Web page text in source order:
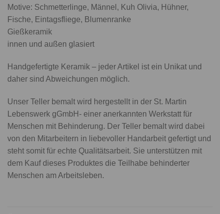
Motive: Schmetterlinge, Männel, Kuh Olivia, Hühner,
Fische, Eintagsfliege, Blumenranke
Gießkeramik
innen und außen glasiert
Handgefertigte Keramik – jeder Artikel ist ein Unikat und
daher sind Abweichungen möglich.
Unser Teller bemalt wird hergestellt in der St. Martin
Lebenswerk gGmbH- einer anerkannten Werkstatt für
Menschen mit Behinderung. Der Teller bemalt wird dabei
von den Mitarbeitern in liebevoller Handarbeit gefertigt und
steht somit für echte Qualitätsarbeit. Sie unterstützen mit
dem Kauf dieses Produktes die Teilhabe behinderter
Menschen am Arbeitsleben.